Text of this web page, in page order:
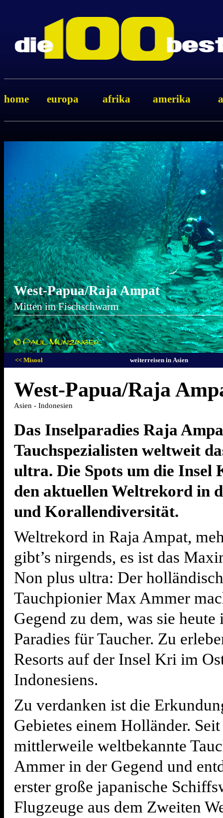
home europa afrika amerika
West-Papua/Raja Ampat
Mitten im Fischschwarm
<< Misool weiterreisen in Asien
West-Papua/Raja
Asien - Indonesien
Das Inselparadies Raja
Tauchspezialisten weltweit
ultra. Die Spots um die Insel
den aktuellen Weltrekord in
und Korallendiversität.
Weltrekord in Raja Ampat,
gibt’s nirgends, es ist das
Non plus ultra: Der
Tauchpionier Max Ammer
Gegend zu dem, was sie heute
Paradies für Taucher. Zu
Resorts auf der Insel Kri im
Indonesiens.
Zu verdanken ist die
Gebietes einem Holländer.
mittlerweile weltbekannte
Ammer in der Gegend und
erster große japanische
Flugzeuge aus dem Zweiten